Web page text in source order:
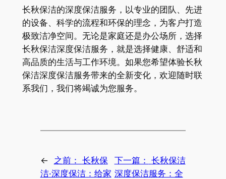
长秋保洁的深度保洁服务，以专业的团队、先进
的设备、科学的流程和环保的理念，为客户打造
极致洁净空间。无论是家庭还是办公场所，选择
长秋保洁深度保洁服务，就是选择健康、舒适和
高品质的生活与工作环境。如果您希望体验长秋
保洁深度保洁服务带来的全新变化，欢迎随时联
系我们，我们将竭诚为您服务。
← 之前： 长秋保
洁·深度保洁：给家
下一篇： 长秋保洁
深度保洁服务：全